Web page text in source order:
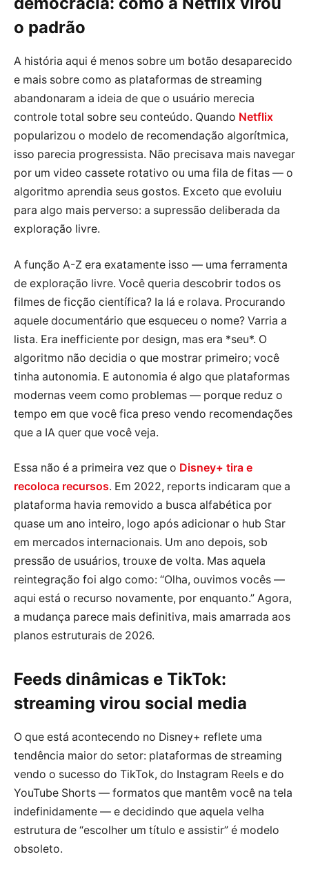
o padrão
A história aqui é menos sobre um botão desaparecido
e mais sobre como as plataformas de streaming
abandonaram a ideia de que o usuário merecia
controle total sobre seu conteúdo. Quando Netflix
popularizou o modelo de recomendação algorítmica,
isso parecia progressista. Não precisava mais navegar
por um video cassete rotativo ou uma fila de fitas — o
algoritmo aprendia seus gostos. Exceto que evoluiu
para algo mais perverso: a supressão deliberada da
exploração livre.
A função A-Z era exatamente isso — uma ferramenta
de exploração livre. Você queria descobrir todos os
filmes de ficção científica? Ia lá e rolava. Procurando
aquele documentário que esqueceu o nome? Varria a
lista. Era inefficiente por design, mas era *seu*. O
algoritmo não decidia o que mostrar primeiro; você
tinha autonomia. E autonomia é algo que plataformas
modernas veem como problemas — porque reduz o
tempo em que você fica preso vendo recomendações
que a IA quer que você veja.
Essa não é a primeira vez que o Disney+ tira e
recoloca recursos. Em 2022, reports indicaram que a
plataforma havia removido a busca alfabética por
quase um ano inteiro, logo após adicionar o hub Star
em mercados internacionais. Um ano depois, sob
pressão de usuários, trouxe de volta. Mas aquela
reintegração foi algo como: “Olha, ouvimos vocês —
aqui está o recurso novamente, por enquanto.” Agora,
a mudança parece mais definitiva, mais amarrada aos
planos estruturais de 2026.
Feeds dinâmicas e TikTok:
streaming virou social media
O que está acontecendo no Disney+ reflete uma
tendência maior do setor: plataformas de streaming
vendo o sucesso do TikTok, do Instagram Reels e do
YouTube Shorts — formatos que mantêm você na tela
indefinidamente — e decidindo que aquela velha
estrutura de “escolher um título e assistir” é modelo
obsoleto.